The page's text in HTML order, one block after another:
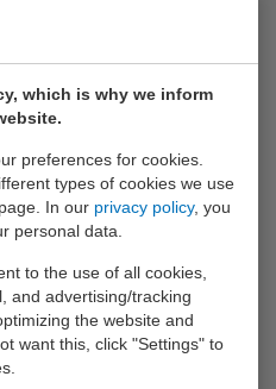
which is why we inform
preferences for cookies.
types of cookies we use
page. In our privacy policy, you
personal data.
to the use of all cookies,
and advertising/tracking
the website and
want this, click "Settings" to
HT Instruments Easytest
Testinstrument voor het testen
van elektrische installaties